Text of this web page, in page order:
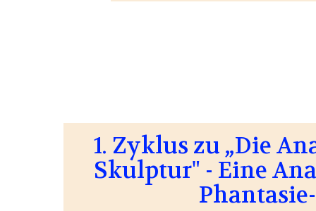
1. Zyklus zu „Die
Skulptur" - Eine
Phantasie-